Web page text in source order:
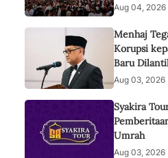
Aug 04, 2026
Menhaj
Korupsi
Baru
Aug 03, 2026
Syakira
Umrah
Aug 03, 2026